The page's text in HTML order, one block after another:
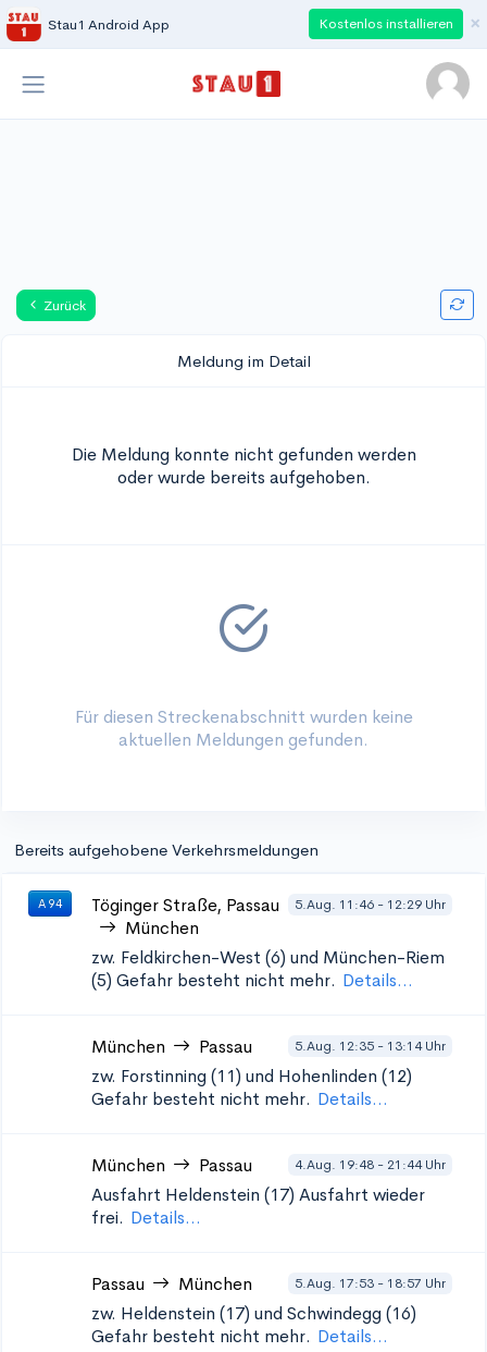
Stau1 Android App Kostenlos installieren ×
Zurück
Meldung im Detail
Die Meldung konnte nicht gefunden werden
oder wurde bereits aufgehoben.
Für diesen Streckenabschnitt wurden keine
aktuellen Meldungen gefunden.
Bereits aufgehobene Verkehrsmeldungen
A 94
Töginger Straße, Passau
München
5.Aug. 11:46 - 12:29 Uhr
zw. Feldkirchen-West (6) und München-Riem
(5) Gefahr besteht nicht mehr. Details...
München Passau 5.Aug. 12:35 - 13:14 Uhr
zw. Forstinning (11) und Hohenlinden (12)
Gefahr besteht nicht mehr. Details...
München Passau 4.Aug. 19:48 - 21:44 Uhr
Ausfahrt Heldenstein (17) Ausfahrt wieder
frei. Details...
Passau München 5.Aug. 17:53 - 18:57 Uhr
zw. Heldenstein (17) und Schwindegg (16)
Gefahr besteht nicht mehr. Details...